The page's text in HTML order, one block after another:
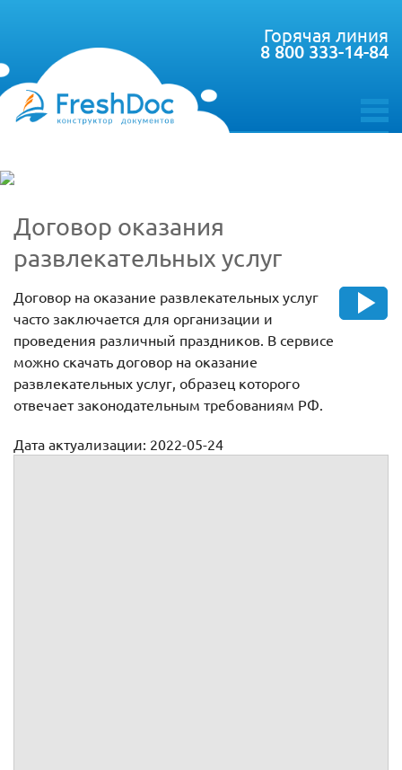
toggle
Горячая линия
8 800 333-14-84
Договор оказания
развлекательных услуг
Договор на оказание развлекательных услуг
часто заключается для организации и
проведения различный праздников. В сервисе
можно скачать договор на оказание
развлекательных услуг, образец которого
отвечает законодательным требованиям РФ.
Дата актуализации: 2022-05-24